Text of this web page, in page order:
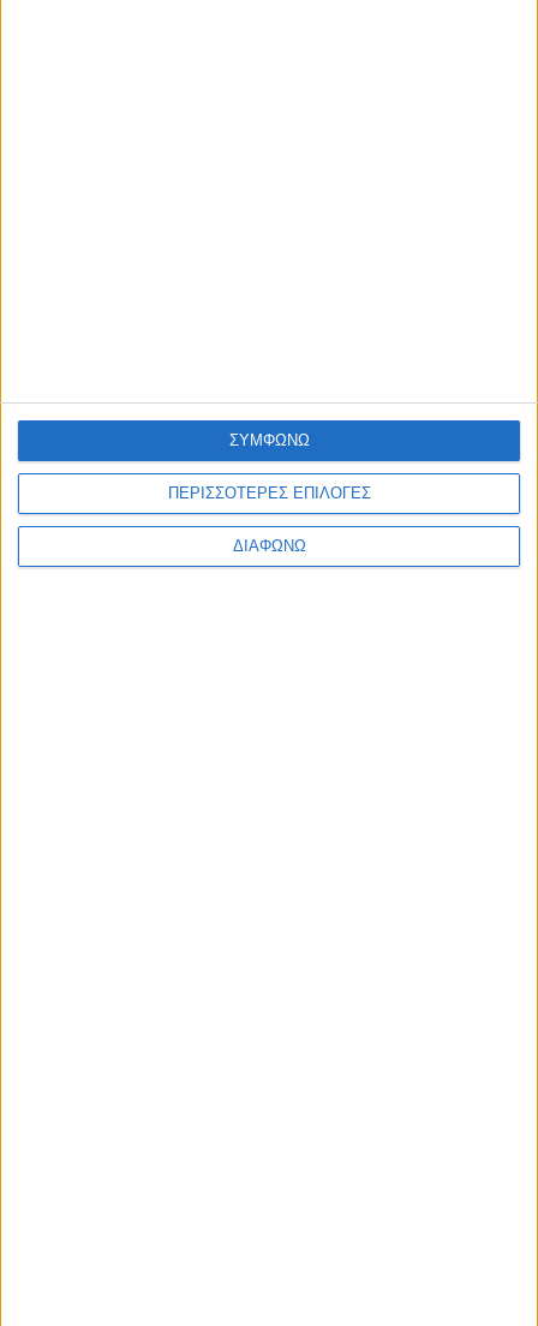
ΠΕΡΙΣΣΟΤΕΡΕΣ ΕΠΙΛΟΓΕΣ
ΔΙΑΦΩΝΩ
ΣΥΜΦΩΝΩ
ΦΡΟΝΤΙΔΑ ΚΟΣΜΗΜΑΤΩΝ
ΔΙΑΜΑΝΤΙΑ